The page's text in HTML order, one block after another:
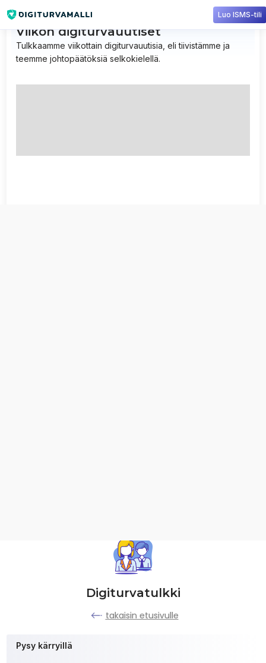
Digiturvatulkki
takaisin etusivulle
Pysy kärryillä
Viikon digiturvauutiset
Tulkkaamme viikottain digiturvauutisia, eli tiivistämme ja
teemme johtopäätöksiä selkokielellä.
Luo ISMS-tili